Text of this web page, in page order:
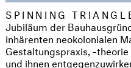
SPINNING
Jubiläum der
inhärenten neokolonialen
Gestaltungspraxis, -
und ihnen